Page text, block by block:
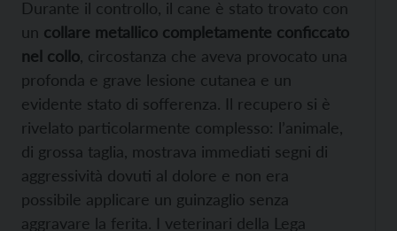
Durante il controllo, il cane è stato trovato con
un collare metallico completamente conficcato
nel collo , circostanza che aveva provocato una
profonda e grave lesione cutanea e un
evidente stato di sofferenza. Il recupero si è
rivelato particolarmente complesso: l’animale,
di grossa taglia, mostrava immediati segni di
aggressività dovuti al dolore e non era
possibile applicare un guinzaglio senza
aggravare la ferita. I veterinari della Lega